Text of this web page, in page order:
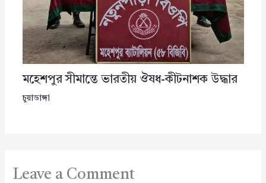
মহেশপুর সীমান্তে ভারতীয় ঔষধ-কীটনাশক উদ্ধার
চুয়াডাঙ্গা
Leave a Comment